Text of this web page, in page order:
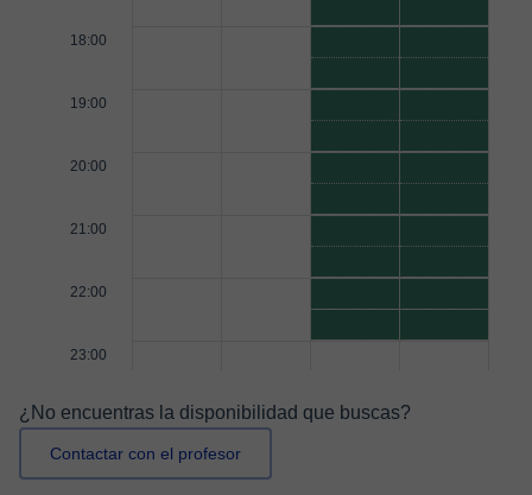
18:00
19:00
20:00
21:00
22:00
23:00
¿No encuentras la disponibilidad que buscas?
Contactar con el profesor